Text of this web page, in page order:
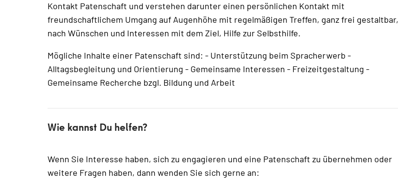
Kontakt Patenschaft und verstehen darunter einen persönlichen Kontakt mit
freundschaftlichem Umgang auf Augenhöhe mit regelmäßigen Treffen, ganz frei gestaltbar,
nach Wünschen und Interessen mit dem Ziel, Hilfe zur Selbsthilfe.
Mögliche Inhalte einer Patenschaft sind: - Unterstützung beim Spracherwerb -
Alltagsbegleitung und Orientierung - Gemeinsame Interessen - Freizeitgestaltung -
Gemeinsame Recherche bzgl. Bildung und Arbeit
Wie kannst Du helfen?
Wenn Sie Interesse haben, sich zu engagieren und eine Patenschaft zu übernehmen oder
weitere Fragen haben, dann wenden Sie sich gerne an: